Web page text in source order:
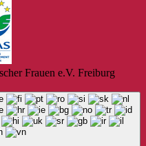
Frauen e.V. Freiburg